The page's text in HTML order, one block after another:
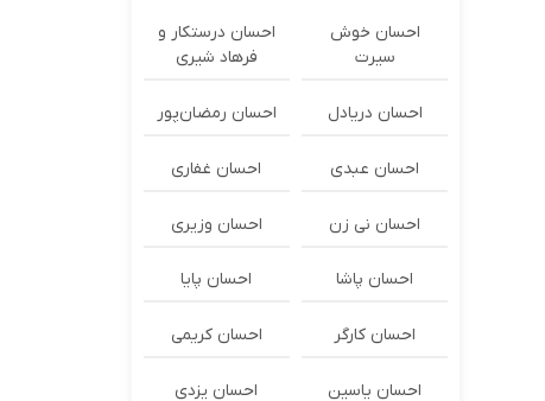
احسان خوش
سیرت
احسان درستكار و
فرهاد شيرى
احسان دریادل احسان رمضان‌پور
احسان عبدی احسان غفاری
احسان نی زن احسان وزیری
احسان پاشا احسان پایا
احسان کارگر احسان کریمی
احسان یاسین احسان یزدی